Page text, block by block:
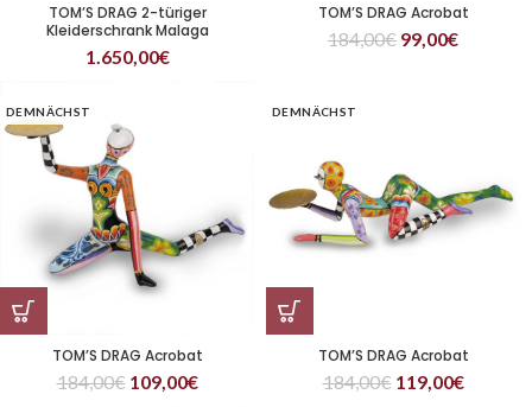
TOM’S DRAG 2-türiger
Kleiderschrank Malaga
1.650,00€
TOM’S DRAG Acrobat
184,00€ 99,00€
DEMNÄCHST
TOM’S DRAG Acrobat
184,00€ 109,00€
DEMNÄCHST
TOM’S DRAG Acrobat
184,00€ 119,00€